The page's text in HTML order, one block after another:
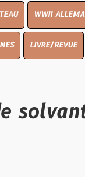
ALLEMAND COPIE